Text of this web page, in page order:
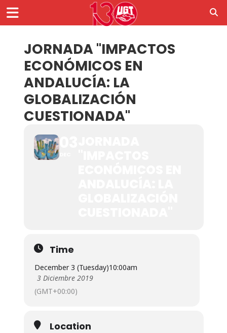
JORNADA "IMPACTOS
ECONÓMICOS EN
ANDALUCÍA: LA
GLOBALIZACIÓN
CUESTIONADA"
03
DEC
Time
December 3 (Tuesday)10:00am
3 Diciembre 2019
(GMT+00:00)
Location